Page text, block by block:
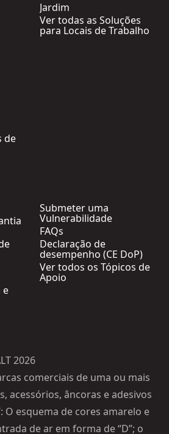
Jardim
Ver todas as Soluções
para Locais de Trabalho
de
e
Submeter uma
Vulnerabilidade
FAQs
Declaração de
desempenho (CE DoP)
Ver todos os Tópicos de
Apoio
2026
comerciais de uma ou mais
acessórios, âncoras e adesivos
O esquema de cores amarelo e
de ar em forma de “D”; o